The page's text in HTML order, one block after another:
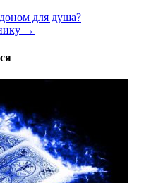
для душа?
→